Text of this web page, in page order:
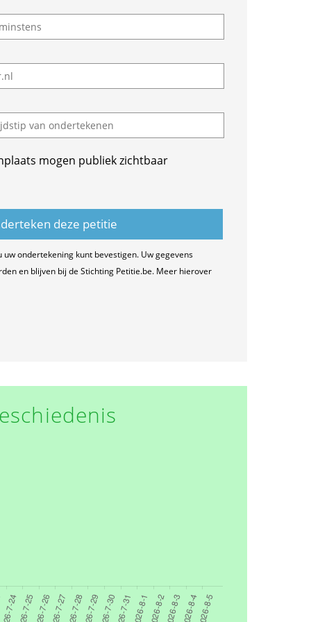
mogen publiek zichtbaar
ondertekening kunt bevestigen. Uw gegevens
en blijven bij de Stichting Petitie.be. Meer hierover